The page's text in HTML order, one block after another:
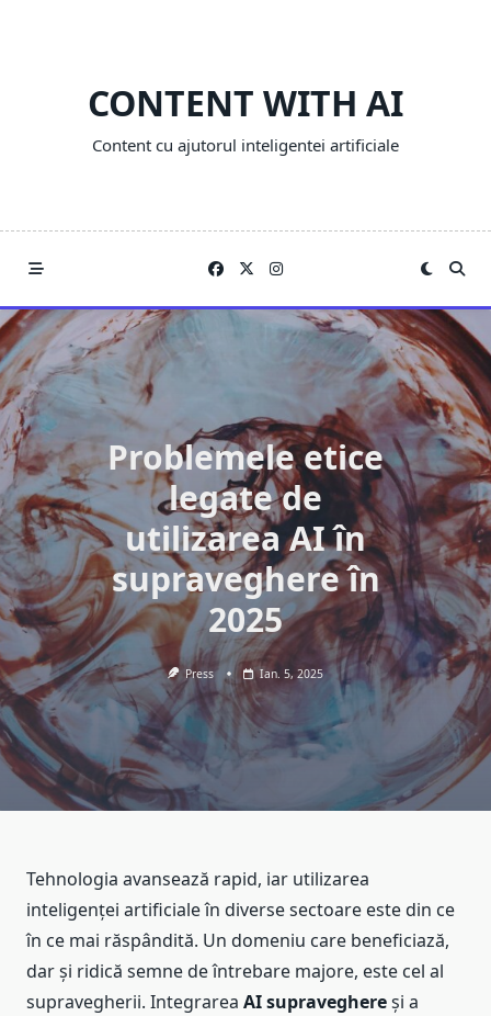
CONTENT WITH AI
Content cu ajutorul inteligentei artificiale
Problemele etice
legate de
utilizarea AI în
supraveghere în
2025
Press Ian. 5, 2025
Tehnologia avansează rapid, iar utilizarea
inteligenței artificiale în diverse sectoare este din ce
în ce mai răspândită. Un domeniu care beneficiază,
dar și ridică semne de întrebare majore, este cel al
supravegherii. Integrarea AI supraveghereși a